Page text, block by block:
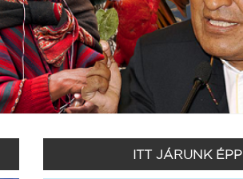
ITT JÁRUNK ÉPP